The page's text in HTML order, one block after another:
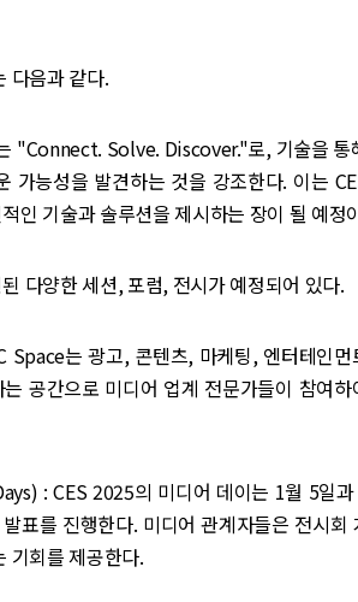
다음과 같다.
"Connect. Solve. Discover."로, 기술을 통
가능성을 발견하는 것을 강조한다. 이는
인 기술과 솔루션을 제시하는 장이 될 예정
다양한 세션, 포럼, 전시가 예정되어 있다.
Space는 광고, 콘텐츠, 마케팅, 엔터테인
공간으로 미디어 업계 전문가들이 참여
: CES 2025의 미디어 데이는 1월 5일
표를 진행한다. 미디어 관계자들은 전시회
기회를 제공한다.